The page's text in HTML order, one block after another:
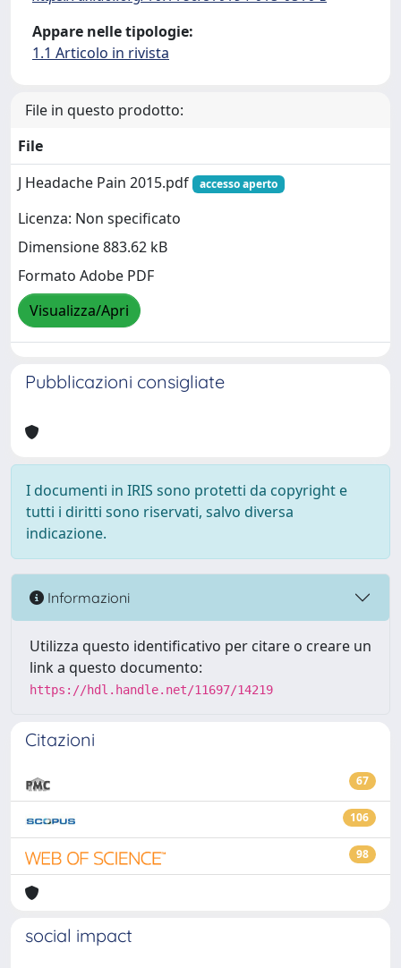
Appare nelle tipologie:
1.1 Articolo in rivista
File in questo prodotto:
File
J Headache Pain 2015.pdf
accesso aperto
Licenza: Non specificato
Dimensione 883.62 kB
Formato Adobe PDF
Visualizza/Apri
Pubblicazioni consigliate
I documenti in IRIS sono protetti da copyright e
tutti i diritti sono riservati, salvo diversa
indicazione.
Informazioni
Utilizza questo identificativo per citare o creare un
link a questo documento:
https://hdl.handle.net/11697/14219
Citazioni
67
106
98
social impact